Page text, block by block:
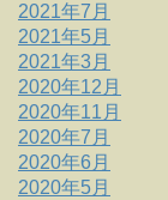
2021年7月
2021年5月
2021年3月
2020年12月
2020年11月
2020年7月
2020年6月
2020年5月